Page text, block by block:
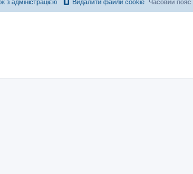
Часовий пояс
Видалити файли cookie
з адміністрацією